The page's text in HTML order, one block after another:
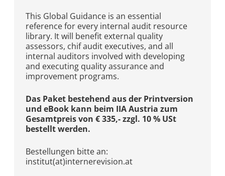
This Global Guidance is an essential
reference for every internal audit resource
library. It will benefit external quality
assessors, chif audit executives, and all
internal auditors involved with developing
and executing quality assurance and
improvement programs.
Das Paket bestehend aus der Printversion
und eBook kann beim IIA Austria zum
Gesamtpreis von € 335,- zzgl. 10 % USt
bestellt werden.
Bestellungen bitte an:
institut(at)internerevision.at